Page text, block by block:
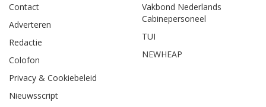
Contact
Adverteren
Redactie
Colofon
Privacy & Cookiebeleid
Nieuwsscript
Vakbond Nederlands
Cabinepersoneel
TUI
NEWHEAP